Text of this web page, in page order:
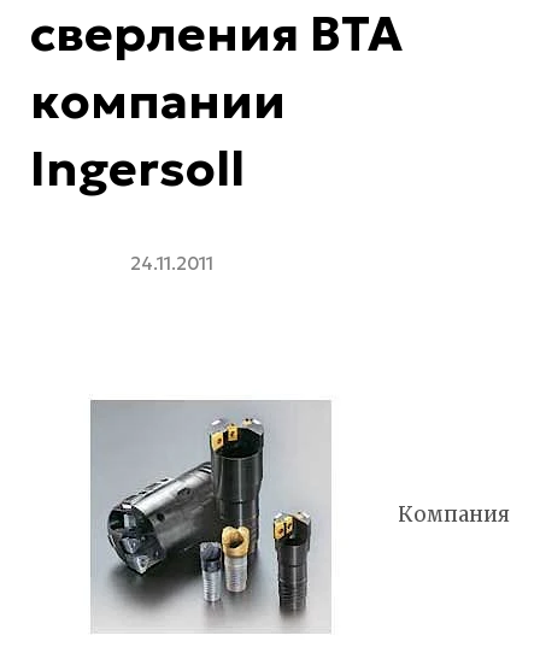
сверления BTA
компании
Ingersoll
24.11.2011
Компания